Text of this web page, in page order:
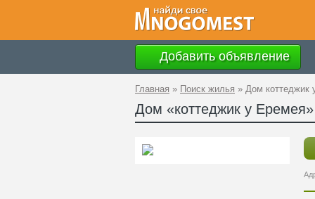
Добавить объявление
Главная » Поиск жилья » Дом коттеджик
Дом «коттеджик у Еремея»